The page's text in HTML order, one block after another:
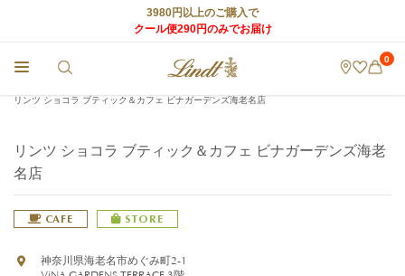
3980円以上のご購入で
クール便290円のみでお届け
0
リンツ ショコラ ブティック＆カフェ ビナガーデンズ海老名店
リンツ ショコラ ブティック＆カフェ ビナガーデンズ海老
名店
CAFE STORE
神奈川県海老名市めぐみ町2-1